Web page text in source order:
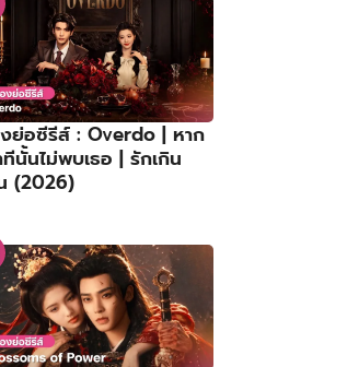
งย่อซีรีส์ : Overdo | หาก
นั้นไม่พบเธอ | รักเกิน
(2026)